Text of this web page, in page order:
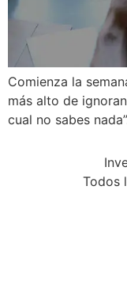
Comienza la
más alto de
cual no sabes
Todos